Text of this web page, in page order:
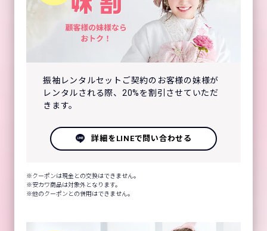
振袖レンタルセットご契約のお客様の妹様が
レンタルされる際、20%を割引させていただ
きます。
詳細をLINEで問い合わせる
クーポンは現金との交換はできません。
安カワ商品は対象外となります。
他のクーポンとの併用はできません。